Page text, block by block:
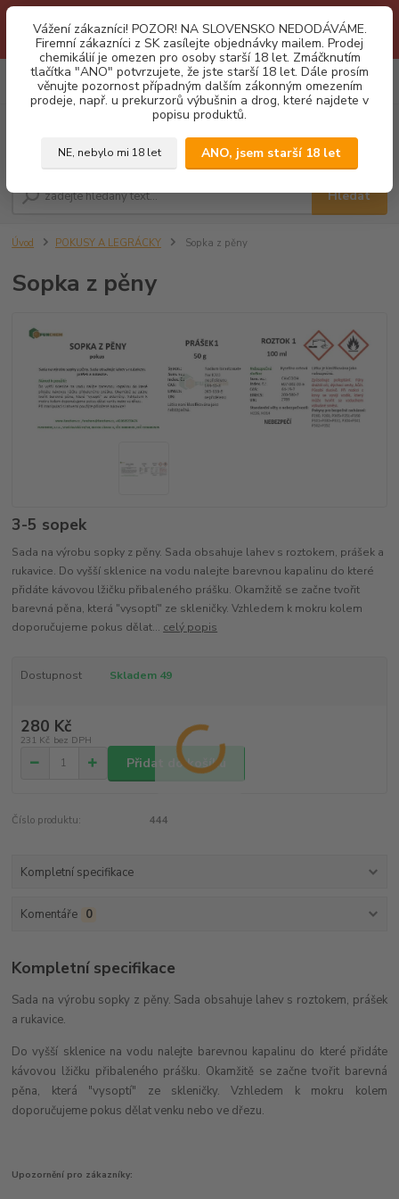
je neustálé porušování obchodních podmínek. Firemní zájemci o naše
produkty z SK zasílejte objednávky mailovou cestou. Děkujeme!
Vážení zákazníci! POZOR! NA SLOVENSKO NEDODÁVÁME.
Firemní zákazníci z SK zasílejte objednávky mailem. Prodej
chemikálií je omezen pro osoby starší 18 let. Zmáčknutím
tlačítka "ANO" potvrzujete, že jste starší 18 let. Dále prosím
věnujte pozornost případným dalším zákonným omezením
prodeje, např. u prekurzorů výbušnin a drog, které najdete v
popisu produktů.
NE, nebylo mi 18 let ANO, jsem starší 18 let
Menu
CZK
Hledat
0
za0,00 Kč
Úvod POKUSY A LEGRÁCKY Sopka z pěny
Sopka z pěny
3-5 sopek
Sada na výrobu sopky z pěny. Sada obsahuje lahev s roztokem, prášek a
rukavice. Do vyšší sklenice na vodu nalejte barevnou kapalinu do které
přidáte kávovou lžičku přibaleného prášku. Okamžitě se začne tvořit
barevná pěna, která "vysoptí" ze skleničky. Vzhledem k mokru kolem
doporučujeme pokus dělat... celý popis
Dostupnost Skladem 49
280 Kč
231 Kč bez DPH
Přidat do košíku
Číslo produktu: 444
Kompletní specifikace
Komentáře 0
Kompletní specifikace
Sada na výrobu sopky z pěny. Sada obsahuje lahev s roztokem, prášek
a rukavice.
Do vyšší sklenice na vodu nalejte barevnou kapalinu do které přidáte
kávovou lžičku přibaleného prášku. Okamžitě se začne tvořit barevná
pěna, která "vysoptí" ze skleničky. Vzhledem k mokru kolem
doporučujeme pokus dělat venku nebo ve dřezu.
Upozornění pro zákazníky: